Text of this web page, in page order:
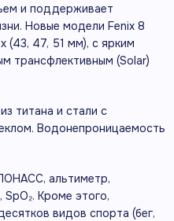
и поддерживает
Новые модели Fenix 8
(43, 47, 51 мм), с ярким
трансфлективным (Solar)
титана и стали с
Водонепроницаемость
альтиметр,
Кроме этого,
видов спорта (бег,